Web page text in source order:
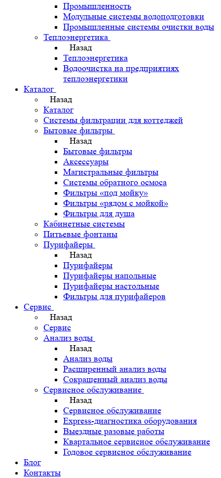
Промышленность
Модульные системы водоподготовки
Промышленные системы очистки воды
Теплоэнергетика
Назад
Теплоэнергетика
Водоочистка на предприятиях
теплоэнергетики
Каталог
Назад
Каталог
Системы фильтрации для коттеджей
Бытовые фильтры
Назад
Бытовые фильтры
Аксессуары
Магистральные фильтры
Системы обратного осмоса
Фильтры «под мойку»
Фильтры «рядом с мойкой»
Фильтры для душа
Кабинетные системы
Питьевые фонтаны
Пурифайеры
Назад
Пурифайеры
Пурифайеры напольные
Пурифайеры настольные
Фильтры для пурифайеров
Сервис
Назад
Сервис
Анализ воды
Назад
Анализ воды
Расширенный анализ воды
Сокращенный анализ воды
Сервисное обслуживание
Назад
Сервисное обслуживание
Express-диагностика оборудования
Выездные разовые работы
Квартальное сервисное обслуживание
Годовое сервисное обслуживание
Блог
Контакты